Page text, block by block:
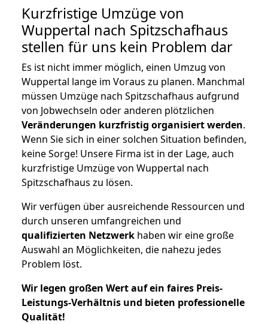
Kurzfristige Umzüge von
Wuppertal nach Spitzschafhaus
stellen für uns kein Problem dar
Es ist nicht immer möglich, einen Umzug von
Wuppertal lange im Voraus zu planen. Manchmal
müssen Umzüge nach Spitzschafhaus aufgrund
von Jobwechseln oder anderen plötzlichen
Veränderungen kurzfristig organisiert werden.
Wenn Sie sich in einer solchen Situation befinden,
keine Sorge! Unsere Firma ist in der Lage, auch
kurzfristige Umzüge von Wuppertal nach
Spitzschafhaus zu lösen.
Wir verfügen über ausreichende Ressourcen und
durch unseren umfangreichen und
qualifizierten Netzwerk haben wir eine große
Auswahl an Möglichkeiten, die nahezu jedes
Problem löst.
Wir legen großen Wert auf ein faires Preis-
Leistungs-Verhältnis und bieten professionelle
Qualität!